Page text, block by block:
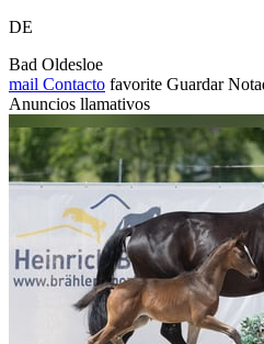
DE
Bad Oldesloe
mail Contacto favorite Guardar
Anuncios llamativos